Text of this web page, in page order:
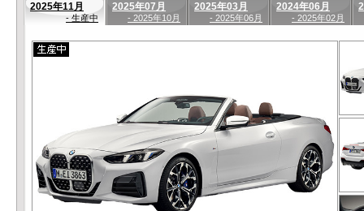
2025年11月
- 生産中
2025年07月
- 2025年10月
2025年03月
- 2025年06月
2024年06月
- 2025年02月